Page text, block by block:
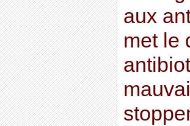
aux
met le